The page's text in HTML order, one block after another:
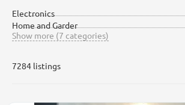
Electronics
Home and Garder
Show more (7 categories)
7284 listings